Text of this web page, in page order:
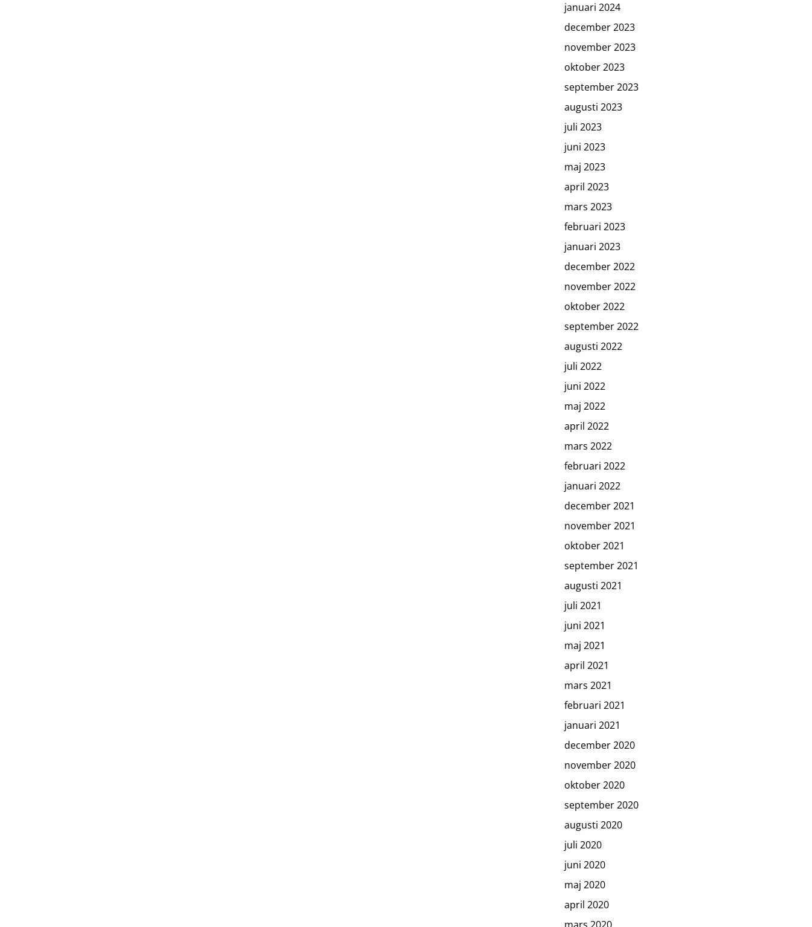
januari 2024
december 2023
november 2023
oktober 2023
september 2023
augusti 2023
juli 2023
juni 2023
maj 2023
april 2023
mars 2023
februari 2023
januari 2023
december 2022
november 2022
oktober 2022
september 2022
augusti 2022
juli 2022
juni 2022
maj 2022
april 2022
mars 2022
februari 2022
januari 2022
december 2021
november 2021
oktober 2021
september 2021
augusti 2021
juli 2021
juni 2021
maj 2021
april 2021
mars 2021
februari 2021
januari 2021
december 2020
november 2020
oktober 2020
september 2020
augusti 2020
juli 2020
juni 2020
maj 2020
april 2020